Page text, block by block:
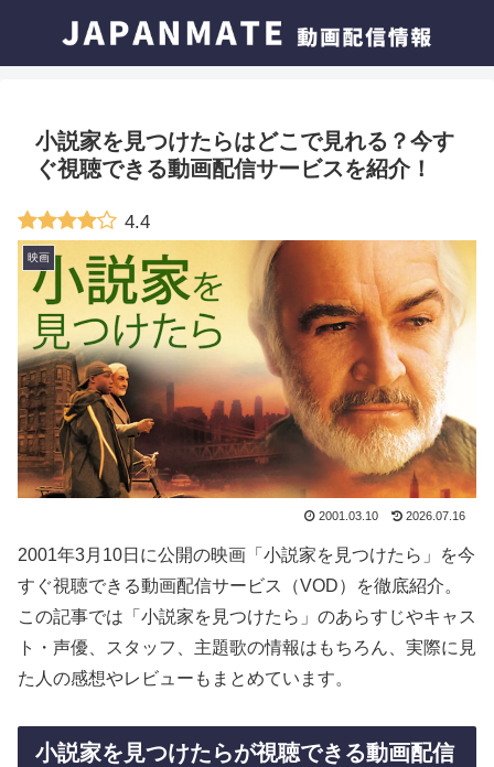
小説家を見つけたらはどこで見れる？今す
ぐ視聴できる動画配信サービスを紹介！
4.4
映画
2001.03.10 2026.07.16
2001年3月10日に公開の映画「小説家を見つけたら」を今
すぐ視聴できる動画配信サービス（VOD）を徹底紹介。
この記事では「小説家を見つけたら」のあらすじやキャス
ト・声優、スタッフ、主題歌の情報はもちろん、実際に見
た人の感想やレビューもまとめています。
小説家を見つけたらが視聴できる動画配信